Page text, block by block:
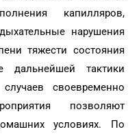
капилляров,
нарушения
тяжести состояния
тактики
своевременно
позволяют
условиях. По